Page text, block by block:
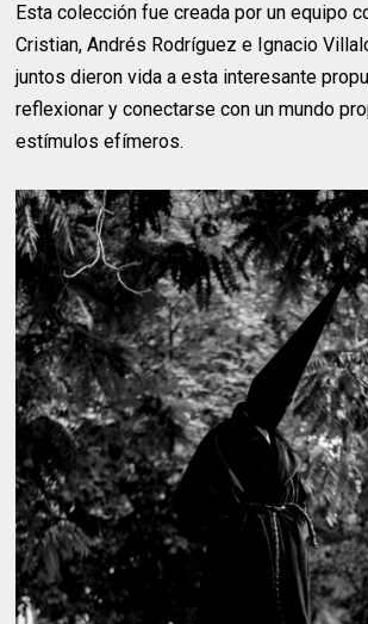
Esta colección fue creada por un equipo
Cristian, Andrés Rodríguez e Ignacio
juntos dieron vida a esta interesante
reflexionar y conectarse con un mundo
estímulos efímeros.